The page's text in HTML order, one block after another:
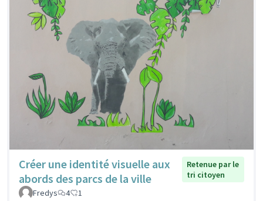
Créer une identité visuelle aux
abords des parcs de la ville
Retenue par le
tri citoyen
Fredys
4 1